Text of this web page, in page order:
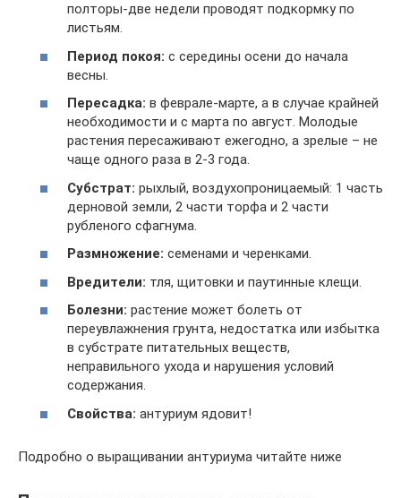
полторы-две недели проводят подкормку по
листьям.
Период покоя: с середины осени до начала
весны.
Пересадка: в феврале-марте, а в случае крайней
необходимости и с марта по август. Молодые
растения пересаживают ежегодно, а зрелые – не
чаще одного раза в 2-3 года.
Субстрат: рыхлый, воздухопроницаемый: 1 часть
дерновой земли, 2 части торфа и 2 части
рубленого сфагнума.
Размножение: семенами и черенками.
Вредители: тля, щитовки и паутинные клещи.
Болезни: растение может болеть от
переувлажнения грунта, недостатка или избытка
в субстрате питательных веществ,
неправильного ухода и нарушения условий
содержания.
Свойства: антуриум ядовит!
Подробно о выращивании антуриума читайте ниже